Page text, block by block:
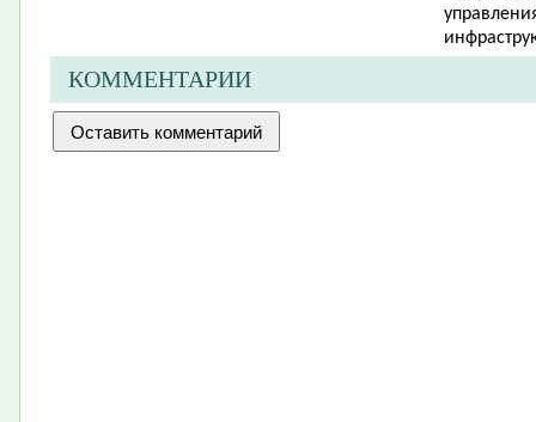
КОММЕНТАРИИ